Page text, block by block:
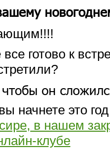
готово к
он
начнете это
в нашем
клубе